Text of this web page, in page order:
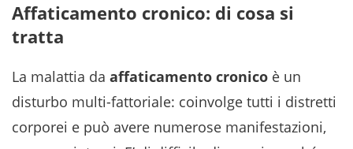
Affaticamento cronico: di cosa si
tratta
La malattia da affaticamento cronico è un
disturbo multi-fattoriale: coinvolge tutti i distretti
corporei e può avere numerose manifestazioni,